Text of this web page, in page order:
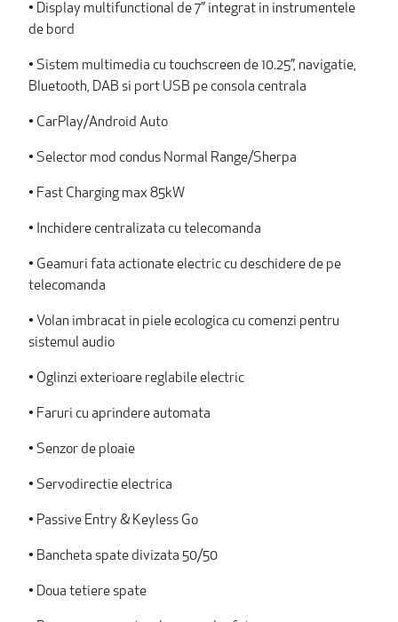
• Display multifunctional de 7” integrat in instrumentele
de bord
• Sistem multimedia cu touchscreen de 10.25”, navigatie,
Bluetooth, DAB si port USB pe consola centrala
• CarPlay/Android Auto
• Selector mod condus Normal Range/Sherpa
• Fast Charging max 85kW
• Inchidere centralizata cu telecomanda
• Geamuri fata actionate electric cu deschidere de pe
telecomanda
• Volan imbracat in piele ecologica cu comenzi pentru
sistemul audio
• Oglinzi exterioare reglabile electric
• Faruri cu aprindere automata
• Senzor de ploaie
• Servodirectie electrica
• Passive Entry & Keyless Go
• Bancheta spate divizata 50/50
• Doua tetiere spate